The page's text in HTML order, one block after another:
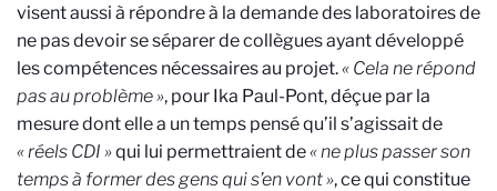
visent aussi à répondre à la demande des laboratoires de
ne pas devoir se séparer de collègues ayant développé
les compétences nécessaires au projet.« Cela ne répond
pas au problème », pour Ika Paul-Pont, déçue par la
mesure dont elle a un temps pensé qu’il s’agissait de
« réels CDI »qui lui permettraient de« ne plus passer son
temps à former des gens qui s’en vont », ce qui constitue